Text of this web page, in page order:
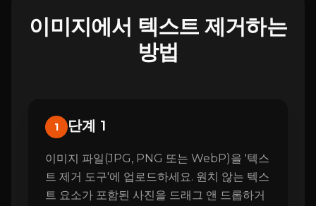
이미지에서 텍스트 제거하는
방법
1 단계 1
이미지 파일(JPG, PNG 또는 WebP)을 '텍스
트 제거 도구'에 업로드하세요. 원치 않는 텍스
트 요소가 포함된 사진을 드래그 앤 드롭하거